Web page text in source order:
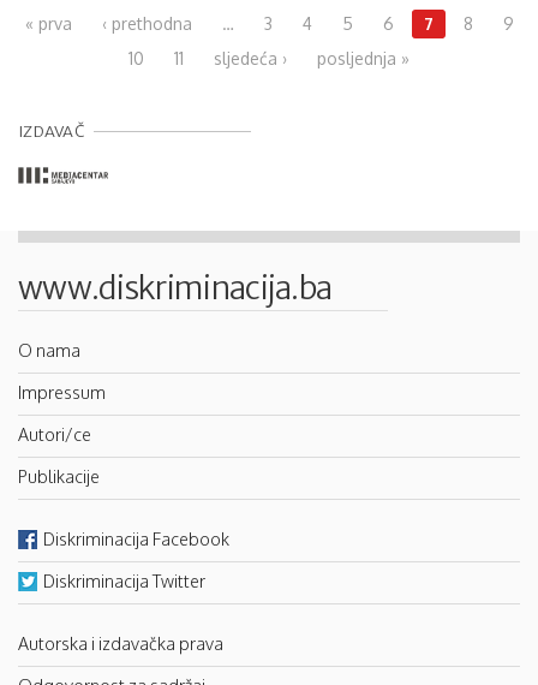
« prva ‹ prethodna … 3 4 5 6 7 8
9
10
11 sljedeća › posljednja »
IZDAVAČ
www.diskriminacija.ba
O nama
Impressum
Autori/ce
Publikacije
Diskriminacija Facebook
Diskriminacija Twitter
Autorska i izdavačka prava